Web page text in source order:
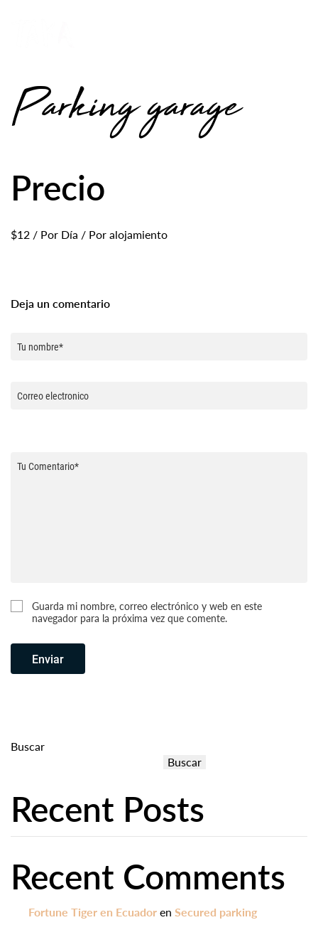
Parking garage
Precio
$12 / Por Día / Por alojamiento
Deja un comentario
Guarda mi nombre, correo electrónico y web en este
navegador para la próxima vez que comente.
Enviar
Buscar
Buscar
Recent Posts
Recent Comments
Fortune Tiger en Ecuadoren Secured parking